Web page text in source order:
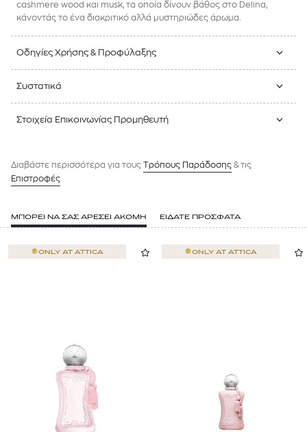
cashmere wood και musk, τα οποία δίνουν βάθος στο Delina,
κάνοντάς το ένα διακριτικό αλλά μυστηριώδες άρωμα.
Οδηγίες Χρήσης & Προφύλαξης
Συστατικά
Στοιχεία Επικοινωνίας Προμηθευτή
Διαβάστε περισσότερα για τους Tρόπους Παράδοσης & τις
Επιστροφές
ΜΠΟΡΕΙ ΝΑ ΣΑΣ ΑΡΕΣΕΙ ΑΚΟΜΗ ΕΙΔΑΤΕ ΠΡΟΣΦΑΤΑ
ONLY AT ATTICA ONLY AT ATTICA